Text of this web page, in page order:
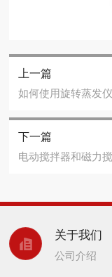
上一篇
如何使用旋转蒸发
下一篇
电动搅拌器和磁力
关于我们
公司介绍